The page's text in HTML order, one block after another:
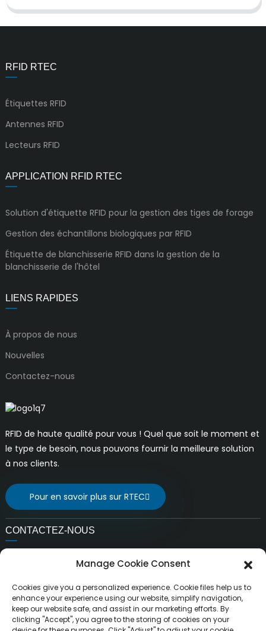
RFID RTEC
Étiquettes RFID
Antennes RFID
Lecteurs RFID
APPLICATION RFID RTEC
Solution d'étiquette RFID pour la gestion des tiges de forage
Gestion des échantillons biologiques par RFID
Étiquette de blanchisserie RFID dans la gestion de la
blanchisserie de l'hôtel
LIENS RAPIDES
À propos de nous
Nouvelles
Contactez-nous
RFID de haute qualité pour vous ! Quel que soit le moment et
le type de besoin, nous pouvons fournir la meilleure solution
à nos clients.
Pour en savoir plus sur RTEC
CONTACTEZ-NOUS
ventes@rfrid.com
Adresse:
10e bâtiment, base d'innovation, district d'innovation
scientifique, ville de MianYang, Sichuan, Chine 621000
Manage Cookie Consent
Cookies give you a personalized experience. Cookie files help us to
enhance your experience using our website, simplify navigation,
keep our website safe, and assist in our marketing efforts. By
clicking "Accept", you agree to the storing of cookies on your